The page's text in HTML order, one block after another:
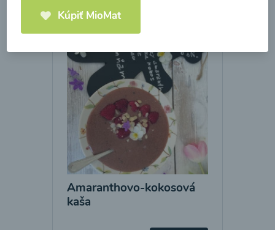
Kaše
Amaranthovo-kokosová
kaša
Kúpiť MioMat